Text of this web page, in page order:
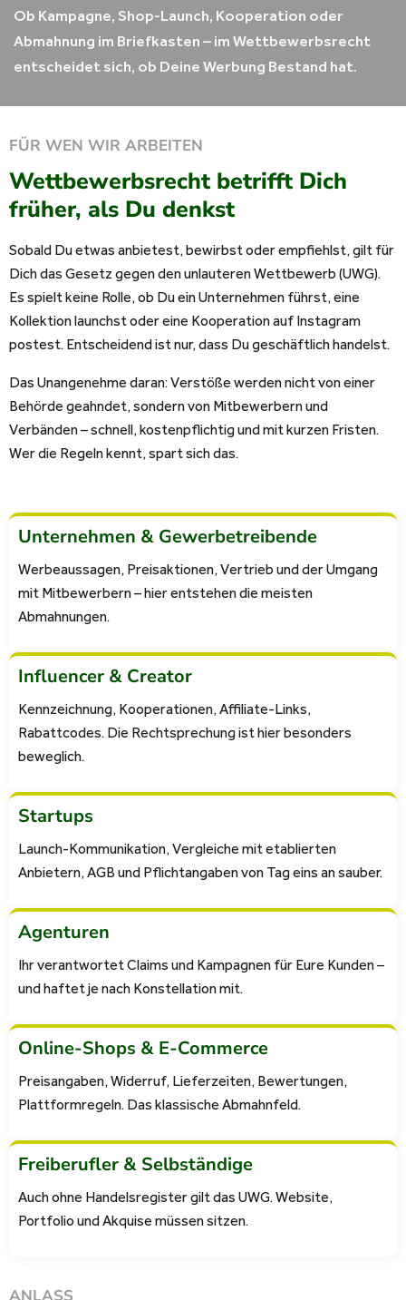
Ob Kampagne, Shop-Launch, Kooperation oder
Abmahnung im Briefkasten – im Wettbewerbsrecht
entscheidet sich, ob Deine Werbung Bestand hat.
FÜR WEN WIR ARBEITEN
Wettbewerbsrecht betrifft Dich
früher, als Du denkst
Sobald Du etwas anbietest, bewirbst oder empfiehlst, gilt für
Dich das Gesetz gegen den unlauteren Wettbewerb (UWG).
Es spielt keine Rolle, ob Du ein Unternehmen führst, eine
Kollektion launchst oder eine Kooperation auf Instagram
postest. Entscheidend ist nur, dass Du geschäftlich handelst.
Das Unangenehme daran: Verstöße werden nicht von einer
Behörde geahndet, sondern von Mitbewerbern und
Verbänden – schnell, kostenpflichtig und mit kurzen Fristen.
Wer die Regeln kennt, spart sich das.
Unternehmen & Gewerbetreibende
Werbeaussagen, Preisaktionen, Vertrieb und der Umgang
mit Mitbewerbern – hier entstehen die meisten
Abmahnungen.
Influencer & Creator
Kennzeichnung, Kooperationen, Affiliate-Links,
Rabattcodes. Die Rechtsprechung ist hier besonders
beweglich.
Startups
Launch-Kommunikation, Vergleiche mit etablierten
Anbietern, AGB und Pflichtangaben von Tag eins an sauber.
Agenturen
Ihr verantwortet Claims und Kampagnen für Eure Kunden –
und haftet je nach Konstellation mit.
Online-Shops & E-Commerce
Preisangaben, Widerruf, Lieferzeiten, Bewertungen,
Plattformregeln. Das klassische Abmahnfeld.
Freiberufler & Selbständige
Auch ohne Handelsregister gilt das UWG. Website,
Portfolio und Akquise müssen sitzen.
ANLASS